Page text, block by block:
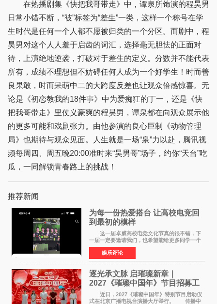
在热播剧集《快把我哥带走》中，谭泉所饰演的程昊男
日常小错不断，“被”标签为“差生”一类，这样一个称号在学
生时代是任何一个人都不愿被归类的一个分区。而剧中，程
昊男对这个人人羞于启齿的词汇，选择毫无胆怯的正面对
待，上演绝地逆袭，打破对于差生的定义。分数并不能代表
所有，成绩不理想但不妨碍任何人成为一个好学生！时而善
良果敢，时而呆萌中二的大跨度反差也让观众倍感惊喜。无
论是《初恋教我的18件事》中为爱痴狂的丁一，还是《快
把我哥带走》里仗义豪爽的程昊男，谭泉都在向观众展示他
的更多可能和戏剧张力。由他参演的良心巨制《动物管理
局》也期待与观众见面。人生就是一场“泉”力以赴，腾讯视
频每周四、周五晚20:00准时来“昊男哥”场子，约你“天台”吃
瓜，一同解锁青春路上的挑战！
推荐新闻
为每一份热爱搭台 让高校电竞回
到最初的模样
这一届卓威高校电竞文化节真的很不错，下
一届一定要邀请我们，也希望能给更多同学一个
来到现场的机会。 2026卓威高校电竞文化节
已经落下帷幕，在活动结束后，仍有不少高校电
竞社负责人和现
娱乐评论
逐光承文脉 启璀璨新章｜
2027《璀璨中国年》节目招募工
作圆满启动
近日，2027《璀璨中国年》特别节目启动仪
式在北京广播电视台演播大厅举行。 传播中